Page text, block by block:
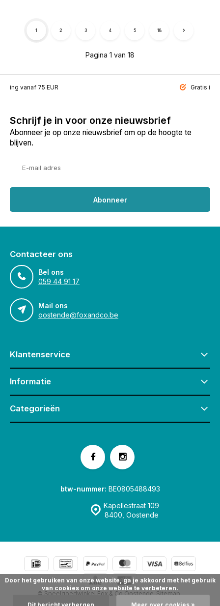
Pagina 1 van 18
1 2 3 4 5 18
vanaf 75 EUR Gratis
Schrijf je in voor onze nieuwsbrief
Abonneer je op onze nieuwsbrief om op de hoogte te
blijven.
Abonneer
Contacteer ons
Bel ons
059 44 91 17
Mail ons
oostende@foxandco.be
Klantenservice
Informatie
Categorieën
Kapellestraat 109
8400, Oostende
btw-nummer: BE0805488493
© Speelgoedwinkel Fox & Co Oostende Sitemap
Door het gebruiken van onze website, ga je akkoord met het gebruik
van cookies om onze website te verbeteren.